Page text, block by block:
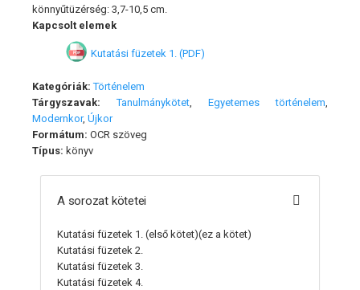
könnyűtüzérség: 3,7-10,5 cm.
Kapcsolt elemek
Kutatási füzetek 1. (PDF)
Kategóriák: Történelem
Tárgyszavak:
Tanulmánykötet Egyetemes történelem
Modernkor, Újkor
Formátum: OCR szöveg
Típus: könyv
A sorozat kötetei
Kutatási füzetek 1. (első kötet)(ez a kötet)
Kutatási füzetek 2.
Kutatási füzetek 3.
Kutatási füzetek 4.